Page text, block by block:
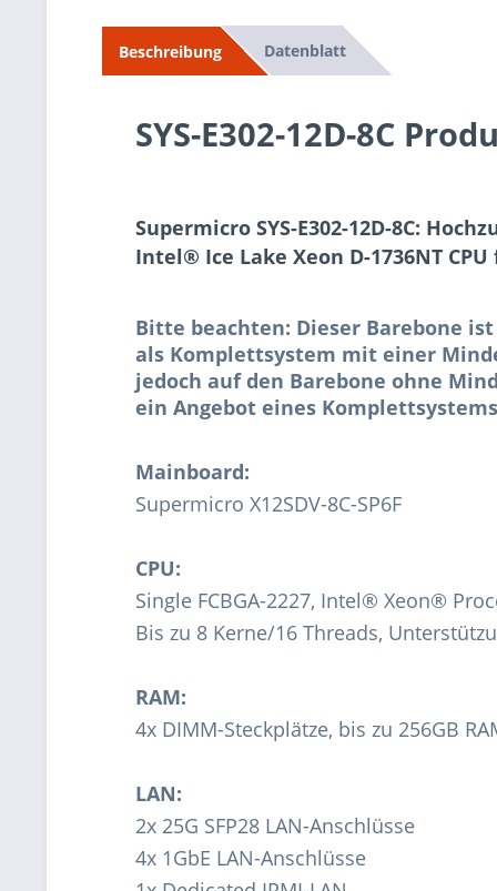
Beschreibung Datenblatt
SYS-E302-12D-8C
Supermicro SYS-E302-12D-8C:
Intel® Ice Lake Xeon D-1736NT
Bitte beachten: Dieser Barebone
als Komplettsystem mit einer
jedoch auf den Barebone ohne
ein Angebot eines
Mainboard:
Supermicro X12SDV-8C-SP6F
CPU:
Single FCBGA-2227, Intel® Xeon®
Bis zu 8 Kerne/16 Threads,
RAM:
4x DIMM-Steckplätze, bis zu 256GB
LAN:
2x 25G SFP28 LAN-Anschlüsse
4x 1GbE LAN-Anschlüsse